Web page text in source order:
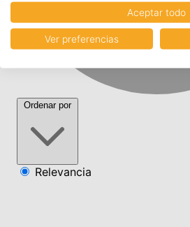
Ordenar por
Relevancia
Aceptar todo
Ver preferencias